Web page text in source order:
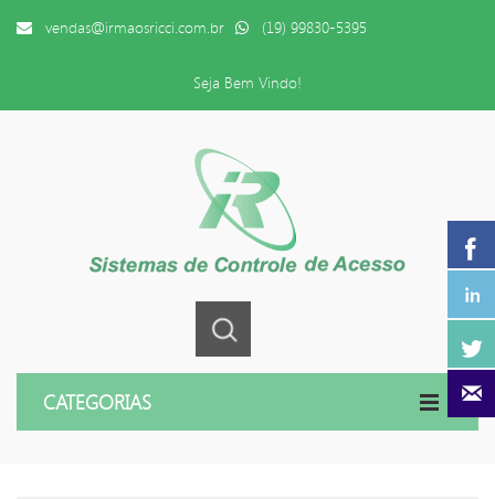
vendas@irmaosricci.com.br (19) 99830-5395
Seja Bem Vindo!
CATEGORIAS